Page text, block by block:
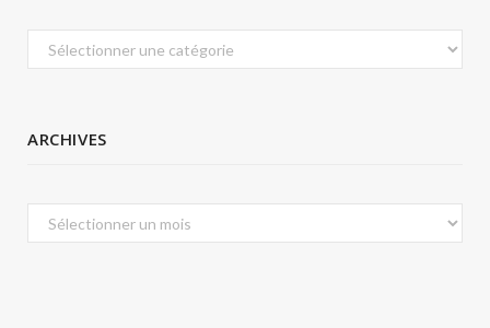
Catégories
ARCHIVES
Archives